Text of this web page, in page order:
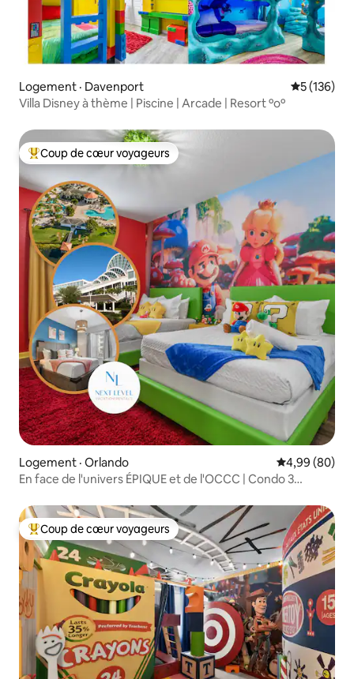
Logement · Davenport Note
5 (136)
Villa Disney à thème | Piscine | Arcade | Resort ºoº
Coup de cœur voyageurs parmi les plus aimés
Coup de cœur voyageurs
Logement · Orlando Note
4,99 (80)
En face de l'univers ÉPIQUE et de l'OCCC | Condo 3
Coup de cœur voyageurs parmi les plus aimés
Coup de cœur voyageurs